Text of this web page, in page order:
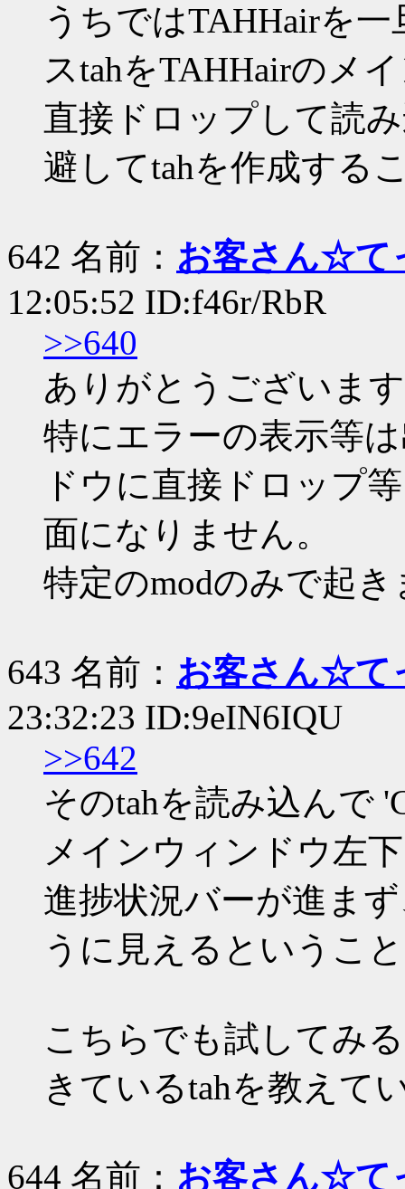
うちではTAHHairを
スtahをTAHHairのメ
直接ドロップして読
避してtahを作成する
642 名前： お客さん☆て
12:05:52 ID:f46r/RbR
>>640
ありがとうございま
特にエラーの表示等
ドウに直接ドロップ
面になりません。
特定のmodのみで起き
643 名前： お客さん☆て
23:32:23 ID:9eIN6IQU
>>642
そのtahを読み込んで
メインウィンドウ左
進捗状況バーが進ま
うに見えるというこ
こちらでも試してみ
きているtahを教えて
644 名前： お客さん☆て